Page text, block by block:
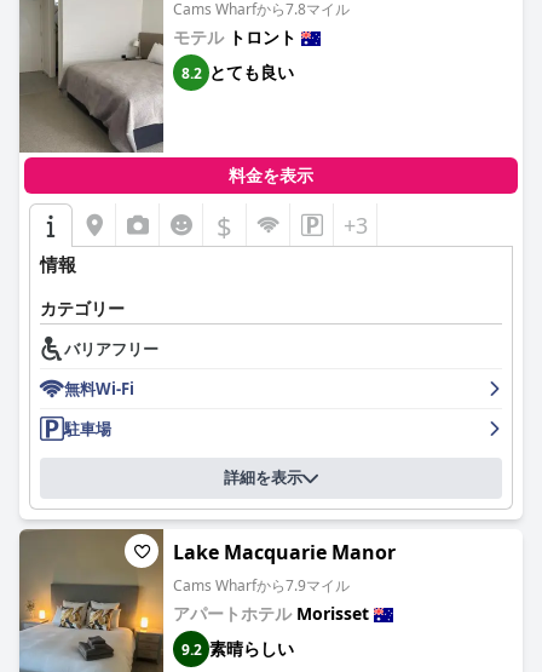
は、温かく、有益で効率的なサービスで頻繁に評価されており、
施設の歓迎的な雰囲気を高めています。迅速な問題解決、優れた
コミュニケーション、およびスタッフ全体のプロ意識が、ブライ
トンアパートメンツの高い評価を裏付けています。
宿泊施設は、シームレスで安全かつ便利な駐車場ソリューション
を提供し、ストレスのない滞在にさらに貢献しています。ゲート
付き駐車場施設、簡単なフォブアクセス、十分な駐車スペース
は、大きな車両での操縦の課題が時々あるにもかかわらず、ゲス
トにとって注目すべき快適さです。
快適で広々としたベッドもまた、注目すべきハイライトであり、
ゲストが遭遇した最高のもののいくつかとしてよく説明され、安
らかな夜を保証します。高品質のシーツと豊富な枕のセレクショ
ンが睡眠体験を向上させますが、引き出し式ソファはメインベッ
ドの快適さのレベルには匹敵しません。
ビジネス旅行者や沿岸部への休暇旅行者に適切に対応し、アパー
トメントはシームレスなチェックインおよびチェックアウトプロ
セスにより、優れた価値があると認識されています。最近の改装
は好評を博しており、施設の既存の高い基準を補完しています。
要約すると、ブライトンアパートメンツは、美しく便利なロケー
ションで、信頼性が高く、清潔で快適な滞在を提供し、卓越した
スタッフサービスと安全なアメニティで頂点を極め、旅行者にと
って最高の選択肢となっています。
Cams Wharfから7.8マイル
モテル トロント
8.2 とても良い
料金を表示
$ +3
情報
カテゴリー
バリアフリー
無料Wi-Fi
駐車場
詳細を表示
Lake Macquarie Manor
Cams Wharfから7.9マイル
アパートホテル Morisset
9.2 素晴らしい